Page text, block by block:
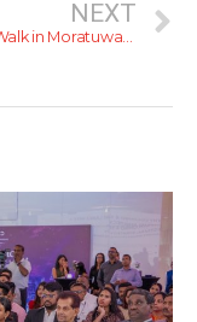
NEXT
Memory Walk in Moratuwa: The Early Capitalists of Sri Lanka